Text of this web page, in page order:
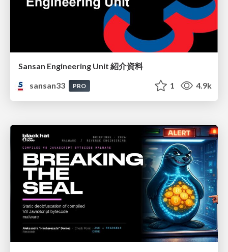
Sansan Engineering Unit 紹介資料
sansan33
PRO 1 4.9k